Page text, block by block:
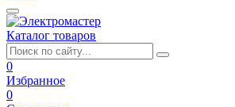
Каталог товаров
0
Избранное
0